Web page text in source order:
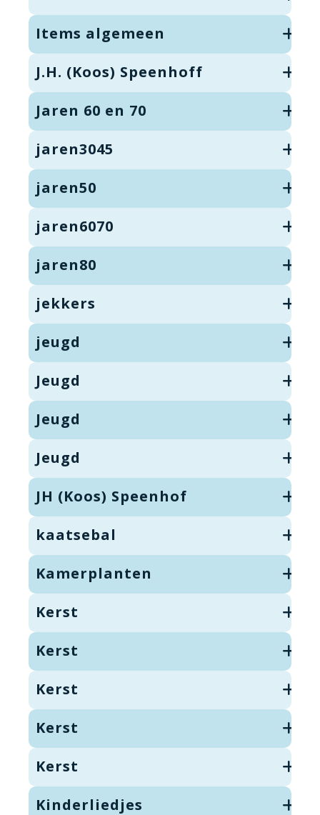
Items algemeen
J.H. (Koos) Speenhoff
Jaren 60 en 70
jaren3045
jaren50
jaren6070
jaren80
jekkers
jeugd
Jeugd
Jeugd
Jeugd
JH (Koos) Speenhof
kaatsebal
Kamerplanten
Kerst
Kerst
Kerst
Kerst
Kerst
Kinderliedjes